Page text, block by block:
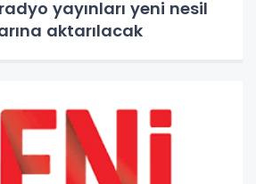
yayınları yeni nesil
aktarılacak